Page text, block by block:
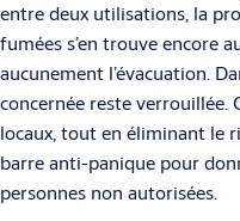
entre deux utilisations, la
fumées s’en trouve encore
aucunement l’évacua­tion.
concernée reste verrouillée.
locaux, tout en éliminant le
barre anti-panique pour
personnes non autorisées.